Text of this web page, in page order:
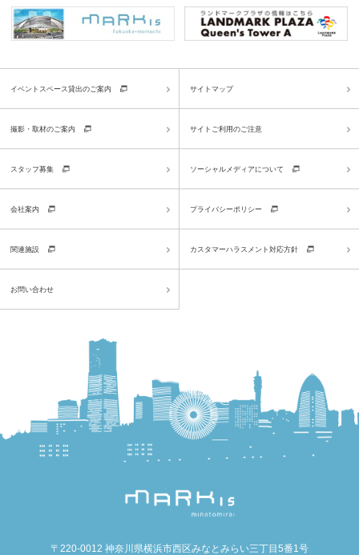
イベントスペース貸出のご案内
撮影・取材のご案内
スタッフ募集
会社案内
関連施設
お問い合わせ
サイトマップ
サイトご利用のご注意
ソーシャルメディアについて
プライバシーポリシー
カスタマーハラスメント対応方針
〒220-0012 神奈川県横浜市西区みなとみらい三丁目5番1号